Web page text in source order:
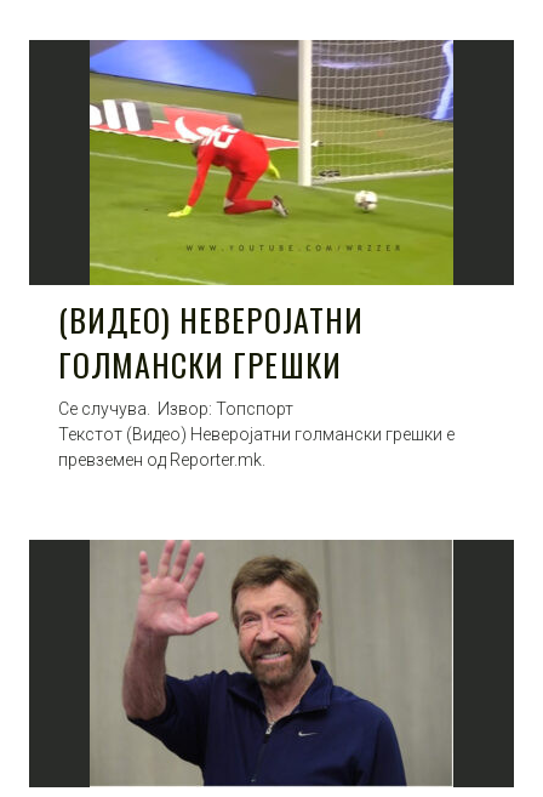
(ВИДЕО) НЕВЕРОЈАТНИ
ГОЛМАНСКИ ГРЕШКИ
Се случува. Извор: Топспорт
Текстот (Видео) Неверојатни голмански грешки е
превземен од Reporter.mk.